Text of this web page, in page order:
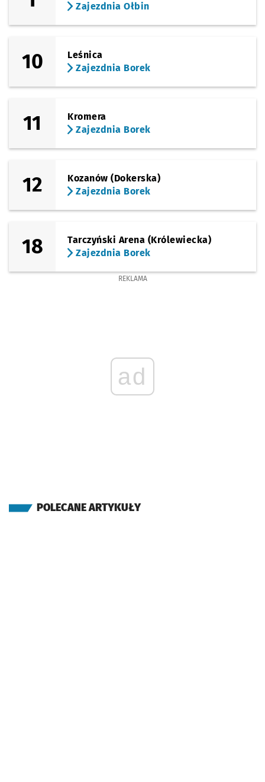
Zajezdnia Ołbin
10
Leśnica
Zajezdnia Borek
11
Kromera
Zajezdnia Borek
12
Kozanów (Dokerska)
Zajezdnia Borek
18
Tarczyński Arena (Królewiecka)
Zajezdnia Borek
REKLAMA
ad
POLECANE ARTYKUŁY